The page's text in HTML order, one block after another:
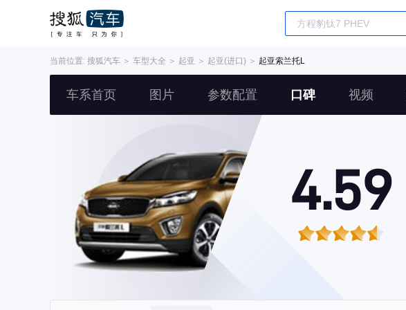
当前位置: 搜狐汽车 ＞ 车型大全 ＞ 起亚 ＞ 起亚(进口) ＞ 起亚索兰托L
车系首页 图片 参数配置 口碑 视频
4.59